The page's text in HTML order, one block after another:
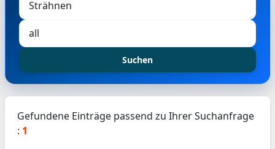
Suchen
Gefundene Einträge passend zu Ihrer Suchanfrage
: 1